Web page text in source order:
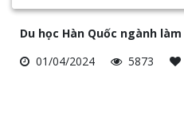
Du học Hàn Quốc ngành
01/04/2024
5873